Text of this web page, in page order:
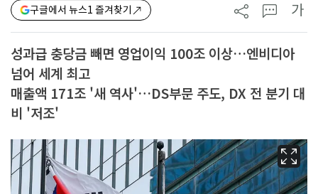
구글에서 뉴스1 즐겨찾기 가
성과급 충당금 빼면 영업이익 100조 이상…엔비디아
넘어 세계 최고
매출액 171조 '새 역사'…DS부문 주도, DX 전 분기 대
비 '저조'